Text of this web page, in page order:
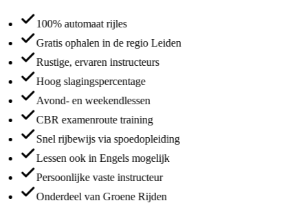
100% automaat rijles
Gratis ophalen in de regio Leiden
Rustige, ervaren instructeurs
Hoog slagingspercentage
Avond- en weekendlessen
CBR examenroute training
Snel rijbewijs via spoedopleiding
Lessen ook in Engels mogelijk
Persoonlijke vaste instructeur
Onderdeel van Groene Rijden